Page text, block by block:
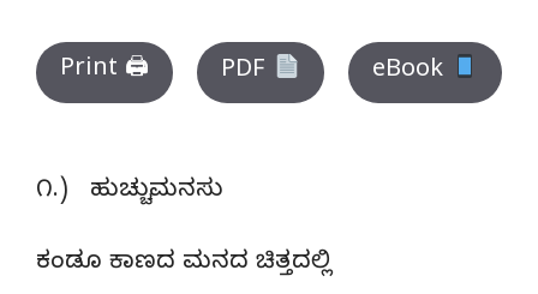
Print 🖨 PDF eBook
೧.) ಹುಚ್ಚುಮನಸು
ಕಂಡೂ ಕಾಣದ ಮನದ ಚಿತ್ತದಲ್ಲಿ